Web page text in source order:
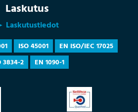
Laskutus
Laskutustiedot
ISO 45001
EN ISO/IEC 17025
3834-2
EN 1090-1